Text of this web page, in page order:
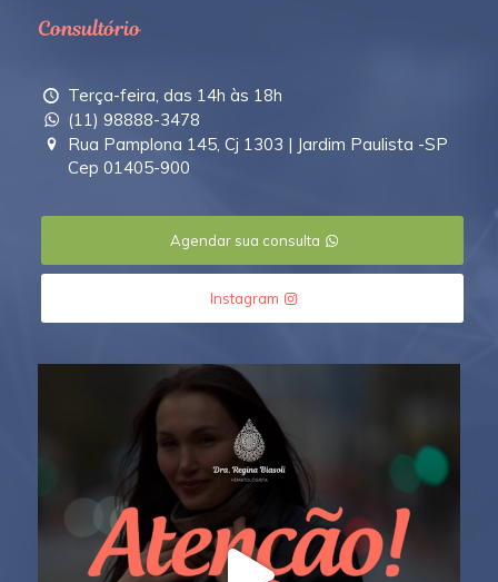
Consultório
Terça-feira, das 14h às 18h
(11) 98888-3478
Rua Pamplona 145, Cj 1303 | Jardim Paulista -SP
Cep 01405-900
Agendar sua consulta
Instagram